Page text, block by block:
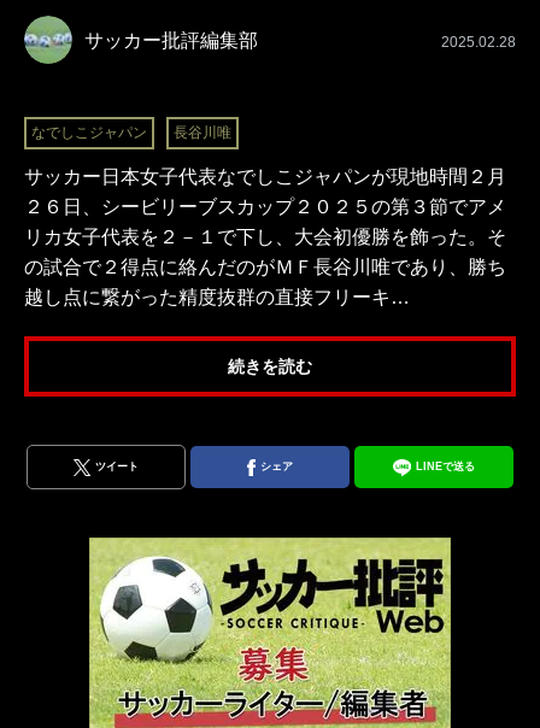
サッカー批評編集部 2025.02.28
なでしこジャパン 長谷川唯
サッカー日本女子代表なでしこジャパンが現地時間２月
２６日、シービリーブスカップ２０２５の第３節でアメ
リカ女子代表を２－１で下し、大会初優勝を飾った。そ
の試合で２得点に絡んだのがＭＦ長谷川唯であり、勝ち
越し点に繋がった精度抜群の直接フリーキ…
続きを読む
ツイート シェア LINEで送る